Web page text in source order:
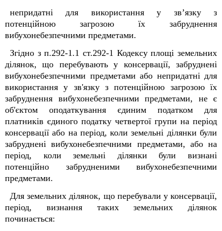
непридатні для використання у зв’язку з
потенційною загрозою їх забруднення
вибухонебезпечними предметами.
Згідно з п.292-1.1 ст.292-1 Кодексу площі земельних
ділянок, що перебувають у консервації, забруднені
вибухонебезпечними предметами або непридатні для
використання у зв'язку з потенційною загрозою їх
забруднення вибухонебезпечними предметами, не є
об'єктом оподаткування єдиним податком для
платників єдиного податку четвертої групи на період
консервації або на період, коли земельні ділянки були
забруднені вибухонебезпечними предметами, або на
період, коли земельні ділянки були визнані
потенційно забрудненими вибухонебезпечними
предметами.
Для земельних ділянок, що перебували у консервації,
період, визнання таких земельних ділянок
починається: